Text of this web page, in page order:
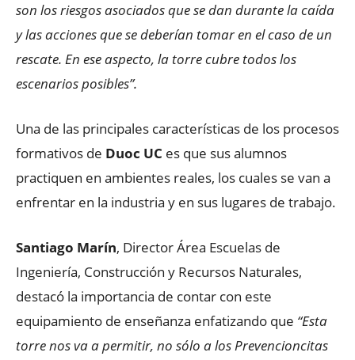
son los riesgos asociados que se dan durante la caída
y las acciones que se deberían tomar en el caso de un
rescate. En ese aspecto, la torre cubre todos los
escenarios posibles”.
Una de las principales características de los procesos
formativos de Duoc UC es que sus alumnos
practiquen en ambientes reales, los cuales se van a
enfrentar en la industria y en sus lugares de trabajo.
Santiago Marín, Director Área Escuelas de
Ingeniería, Construcción y Recursos Naturales,
destacó la importancia de contar con este
equipamiento de enseñanza enfatizando que “Esta
torre nos va a permitir, no sólo a los Prevencioncitas